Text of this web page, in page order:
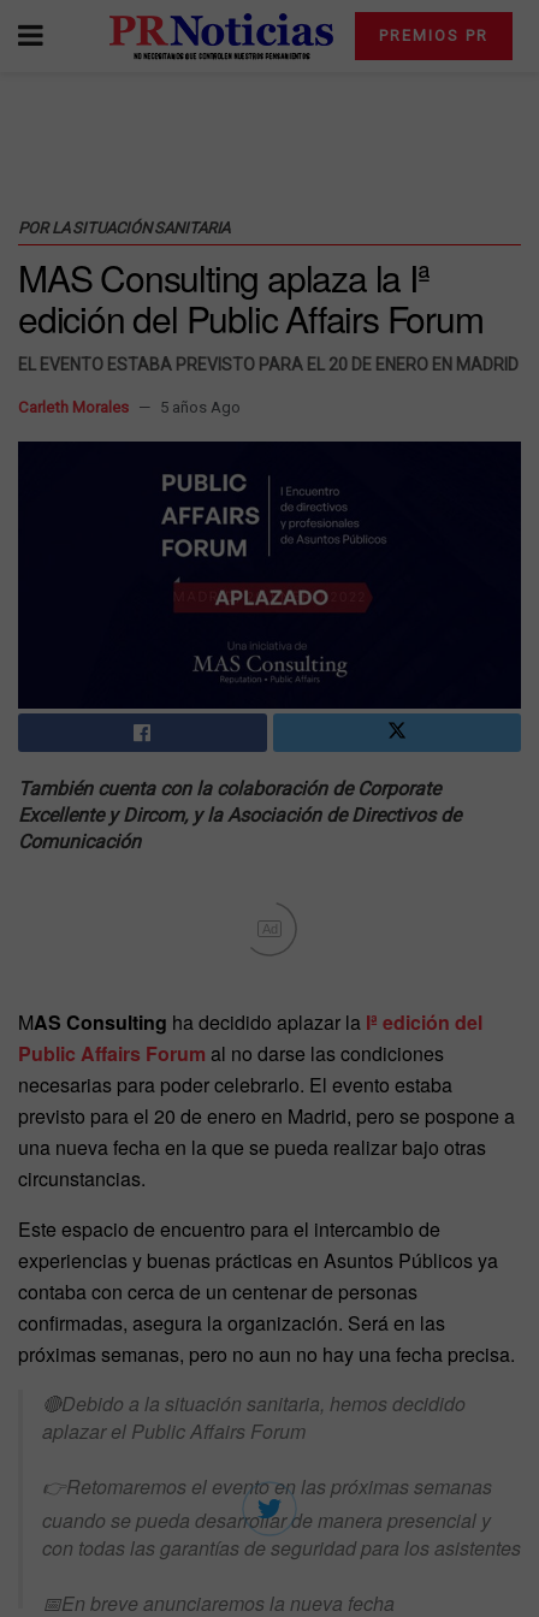
PREMIOS PR
POR LA SITUACIÓN SANITARIA
MAS Consulting aplaza la Iª
edición del Public Affairs Forum
EL EVENTO ESTABA PREVISTO PARA EL 20 DE ENERO EN MADRID
Carleth Morales 5 años Ago
También cuenta con la colaboración de Corporate
Excellente y Dircom, y la Asociación de Directivos de
Comunicación
Ad
MAS Consulting ha decidido aplazar la Iª edición del
Public Affairs Forum al no darse las condiciones
necesarias para poder celebrarlo. El evento estaba
previsto para el 20 de enero en Madrid, pero se pospone a
una nueva fecha en la que se pueda realizar bajo otras
circunstancias.
Este espacio de encuentro para el intercambio de
experiencias y buenas prácticas en Asuntos Públicos ya
contaba con cerca de un centenar de personas
confirmadas, asegura la organización. Será en las
próximas semanas, pero no aun no hay una fecha precisa.
🔴Debido a la situación sanitaria, hemos decidido
aplazar el Public Affairs Forum
👉Retomaremos el evento en las próximas semanas
cuando se pueda desarrollar de manera presencial y
con todas las garantías de seguridad para los asistentes
📅En breve anunciaremos la nueva fecha